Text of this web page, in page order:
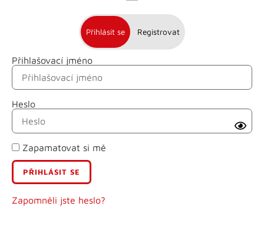
Přihlásit se Registrovat
Přihlašovací jméno
Heslo
Zapamatovat si mě
Zapomněli jste heslo?
Jméno
Příjmení
E-mail
Uživatelské jméno